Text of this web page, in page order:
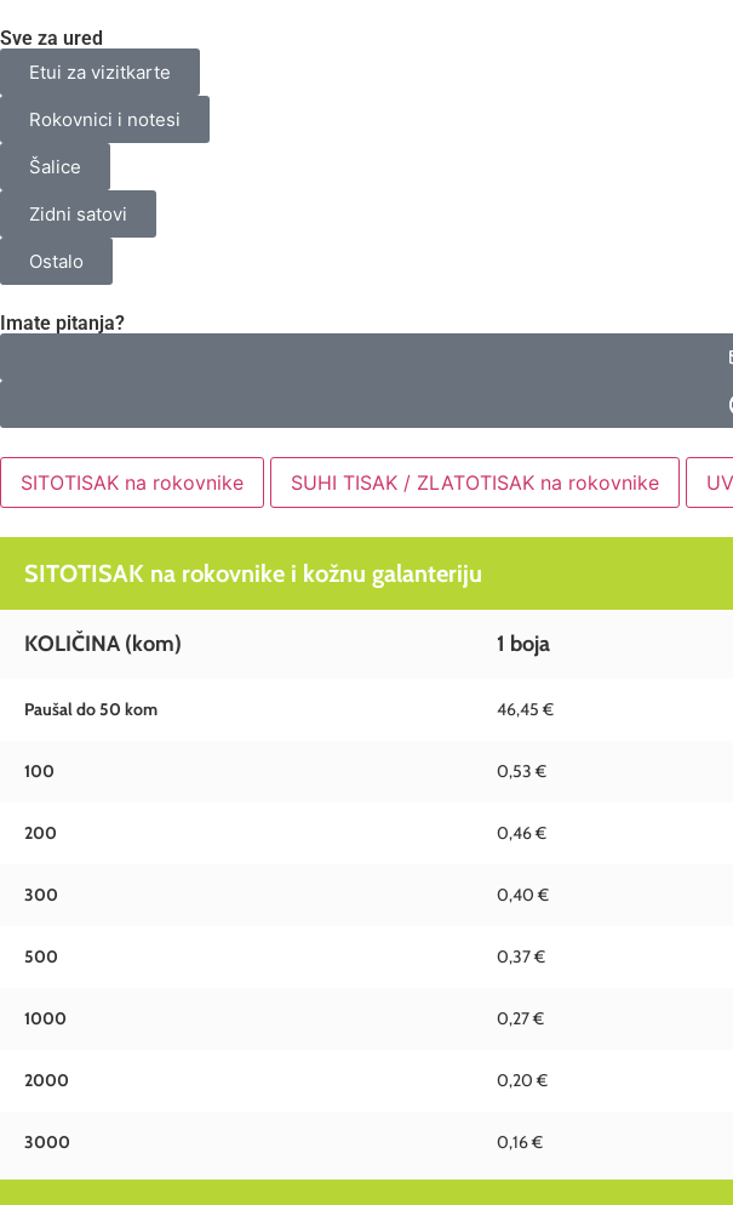
Sve za ured
Etui za vizitkarte
Rokovnici i notesi
Šalice
Zidni satovi
Ostalo
Imate pitanja?
SITOTISAK na rokovnike SUHI TISAK / ZLATOTISAK na rokovnike
SITOTISAK na rokovnike i kožnu galanteriju
KOLIČINA (kom) 1 boja
Paušal do 50 kom 46,45 €
100 0,53 €
200 0,46 €
300 0,40 €
500 0,37 €
1000 0,27 €
2000 0,20 €
3000 0,16 €